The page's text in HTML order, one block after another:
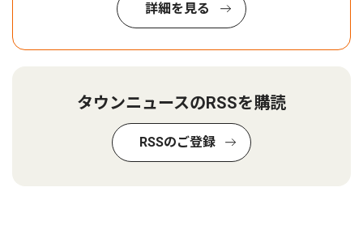
詳細を見る
タウンニュースのRSSを購読
RSSのご登録